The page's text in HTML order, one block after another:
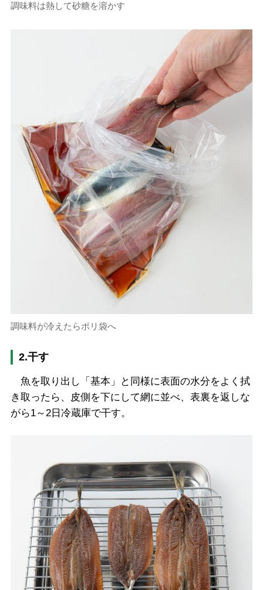
調味料は熱して砂糖を溶かす
調味料が冷えたらポリ袋へ
2.干す
魚を取り出し「基本」と同様に表面の水分をよく拭
き取ったら、皮側を下にして網に並べ、表裏を返しな
がら1～2日冷蔵庫で干す。